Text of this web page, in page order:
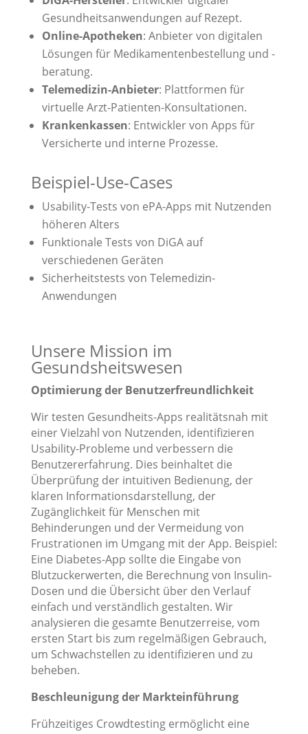
Gesundheitsanwendungen auf Rezept.
Online-Apotheken: Anbieter von digitalen
Lösungen für Medikamentenbestellung und -
beratung.
Telemedizin-Anbieter: Plattformen für
virtuelle Arzt-Patienten-Konsultationen.
Krankenkassen: Entwickler von Apps für
Versicherte und interne Prozesse.
Beispiel-Use-Cases
Usability-Tests von ePA-Apps mit Nutzenden
höheren Alters
Funktionale Tests von DiGA auf
verschiedenen Geräten
Sicherheitstests von Telemedizin-
Anwendungen
Unsere Mission im
Gesundsheitswesen
Optimierung der Benutzerfreundlichkeit
Wir testen Gesundheits-Apps realitätsnah mit
einer Vielzahl von Nutzenden, identifizieren
Usability-Probleme und verbessern die
Benutzererfahrung. Dies beinhaltet die
Überprüfung der intuitiven Bedienung, der
klaren Informationsdarstellung, der
Zugänglichkeit für Menschen mit
Behinderungen und der Vermeidung von
Frustrationen im Umgang mit der App. Beispiel:
Eine Diabetes-App sollte die Eingabe von
Blutzuckerwerten, die Berechnung von Insulin-
Dosen und die Übersicht über den Verlauf
einfach und verständlich gestalten. Wir
analysieren die gesamte Benutzerreise, vom
ersten Start bis zum regelmäßigen Gebrauch,
um Schwachstellen zu identifizieren und zu
beheben.
Beschleunigung der Markteinführung
Frühzeitiges Crowdtesting ermöglicht eine